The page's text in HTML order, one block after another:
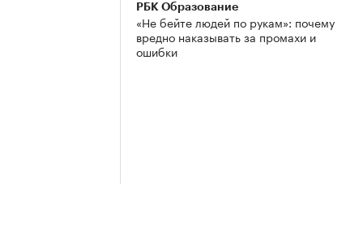
РБК Образование
«Не бейте людей по рукам»: почему
вредно наказывать за промахи и
ошибки